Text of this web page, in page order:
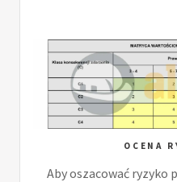
OCENA
Aby oszacować ryzyko